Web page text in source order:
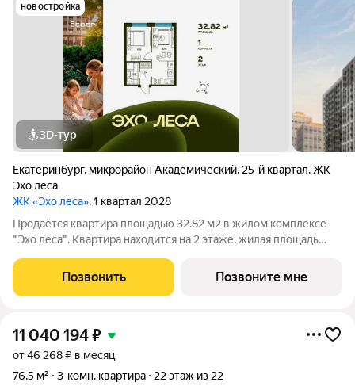
новостройка
3D-тур
Екатеринбург, микрорайон Академический, 25-й квартал,ЖК
Эхо леса
ЖК «Эхо леса», 1 квартал 2028
Продаётся квартира площадью 32.82 м2 в жилом комплексе
"Эхо леса". Квартира находится на 2 этаже, жилая площадь
особенностей планировки изолированные комнаты с окнами
на одну сторону, 1
Позвонить Позвоните мне
11 040 194₽
от 46 268 ₽ в месяц
76,5 м²
3-комн. квартира 22 этаж из 22